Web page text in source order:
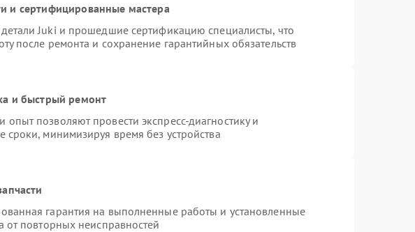
и сертифицированные мастера
Juki и прошедшие сертификацию специалисты, что
после ремонта и сохранение гарантийных обязательств
и быстрый ремонт
позволяют провести экспресс-диагностику и
сроки, минимизируя время без устройства
гарантия на выполненные работы и установленные
от повторных неисправностей